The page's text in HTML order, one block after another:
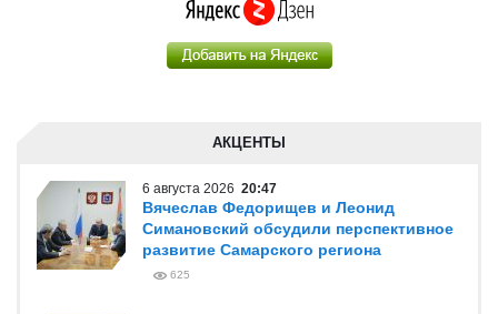
АКЦЕНТЫ
6 августа 2026 20:47
Вячеслав Федорищев и Леонид
Симановский обсудили перспективное
развитие Самарского региона
625